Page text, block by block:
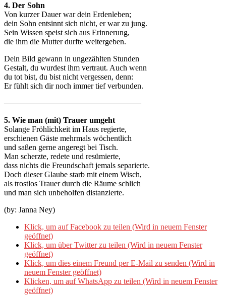
4. Der Sohn
Von kurzer Dauer war dein Erdenleben;
dein Sohn entsinnt sich nicht, er war zu jung.
Sein Wissen speist sich aus Erinnerung,
die ihm die Mutter durfte weitergeben.
Dein Bild gewann in ungezählten Stunden
Gestalt, du wurdest ihm vertraut. Auch wenn
du tot bist, du bist nicht vergessen, denn:
Er fühlt sich dir noch immer tief verbunden.
—————————————————
5. Wie man (mit) Trauer umgeht
Solange Fröhlichkeit im Haus regierte,
erschienen Gäste mehrmals wöchentlich
und saßen gerne angeregt bei Tisch.
Man scherzte, redete und resümierte,
dass nichts die Freundschaft jemals separierte.
Doch dieser Glaube starb mit einem Wisch,
als trostlos Trauer durch die Räume schlich
und man sich unbeholfen distanzierte.
(by: Janna Ney)
Klick, um auf Facebook zu teilen (Wird in neuem Fenster
geöffnet)
Klick, um über Twitter zu teilen (Wird in neuem Fenster
geöffnet)
Klick, um dies einem Freund per E-Mail zu senden (Wird in
neuem Fenster geöffnet)
Klicken, um auf WhatsApp zu teilen (Wird in neuem Fenster
geöffnet)